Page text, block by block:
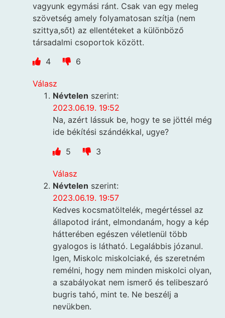
vagyunk egymási ránt. Csak van egy meleg
szövetség amely folyamatosan szítja (nem
szittya,sőt) az ellentéteket a különböző
társadalmi csoportok között.
4
6
Válasz
Névtelen szerint:
2023.06.19. 19:52
Na, azért lássuk be, hogy te se jöttél még
ide békítési szándékkal, ugye?
5
3
Válasz
Névtelen szerint:
2023.06.19. 19:57
Kedves kocsmatöltelék, megértéssel az
állapotod iránt, elmondanám, hogy a kép
hátterében egészen véletlenül több
gyalogos is látható. Legalábbis józanul.
Igen, Miskolc miskolciaké, és szeretném
remélni, hogy nem minden miskolci olyan,
a szabályokat nem ismerő és telibeszaró
bugris tahó, mint te. Ne beszélj a
nevükben.